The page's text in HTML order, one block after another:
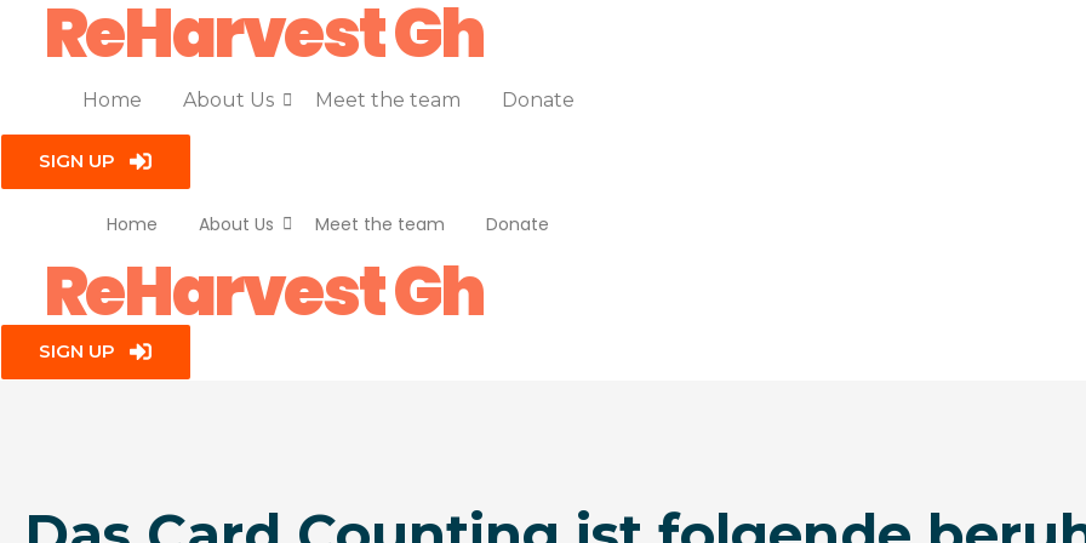
ReHarvest Gh
Home About Us Meet the team Donate
SIGN UP
Home About Us Meet the team Donate
ReHarvest Gh
SIGN UP